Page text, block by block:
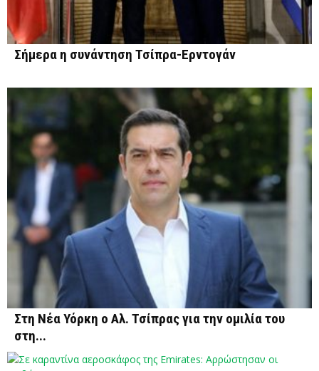
Σήμερα η συνάντηση Τσίπρα-Ερντογάν
Στη Νέα Υόρκη ο Αλ. Τσίπρας για την ομιλία του
στη...